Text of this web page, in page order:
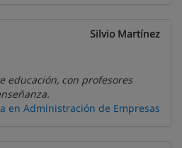
Silvio Martínez
educación, con profesores
en Administración de Empresas